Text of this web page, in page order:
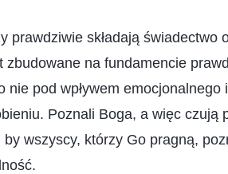
prawdziwie składają świadectwo
zbudowane na fundamencie
nie pod wpływem
Poznali Boga, a więc czują
wszyscy, którzy Go pragną,